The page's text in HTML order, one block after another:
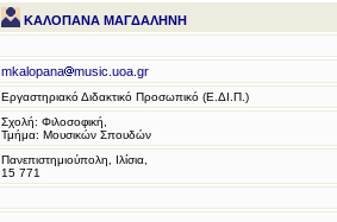
ΚΑΛΟΠΑΝΑ ΜΑΓΔΑΛΗΝΗ
mkalopana music.uoa.gr
Εργαστηριακό Διδακτικό Προσωπικό (Ε.ΔΙ.Π.)
Σχολή: Φιλοσοφική,
Τμήμα: Μουσικών Σπουδών
Πανεπιστημιούπολη, Ιλίσια,
15 771